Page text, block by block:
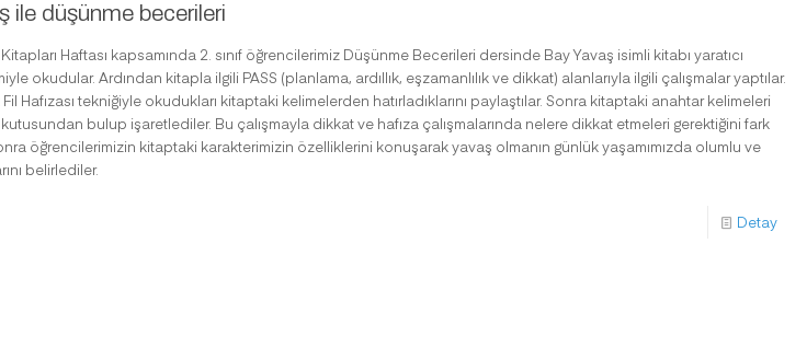
ile düşünme becerileri
Haftası kapsamında 2. sınıf öğrencilerimiz Düşünme Becerileri dersinde Bay Yavaş isimli kitabı yaratıcı
okudular. Ardından kitapla ilgili PASS (planlama, ardıllık, eşzamanlılık ve dikkat) alanlarıyla ilgili çalışmalar yaptılar.
Hafızası tekniğiyle okudukları kitaptaki kelimelerden hatırladıklarını paylaştılar. Sonra kitaptaki anahtar kelimeleri
bulup işaretlediler. Bu çalışmayla dikkat ve hafıza çalışmalarında nelere dikkat etmeleri gerektiğini fark
öğrencilerimizin kitaptaki karakterimizin özelliklerini konuşarak yavaş olmanın günlük yaşamımızda olumlu ve
belirlediler.
Detay